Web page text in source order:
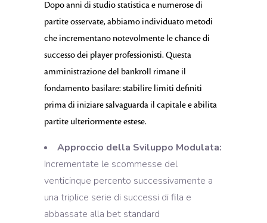
Dopo anni di studio statistica e numerose di
partite osservate, abbiamo individuato metodi
che incrementano notevolmente le chance di
successo dei player professionisti. Questa
amministrazione del bankroll rimane il
fondamento basilare: stabilire limiti definiti
prima di iniziare salvaguarda il capitale e abilita
partite ulteriormente estese.
Approccio della Sviluppo Modulata:
Incrementate le scommesse del
venticinque percento successivamente a
una triplice serie di successi di fila e
abbassate alla bet standard